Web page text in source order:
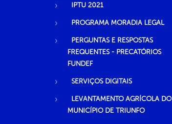
IPTU 2021
PROGRAMA MORADIA LEGAL
PERGUNTAS E RESPOSTAS
FREQUENTES - PRECATÓRIOS
FUNDEF
SERVIÇOS DIGITAIS
LEVANTAMENTO AGRÍCOLA DO
MUNICÍPIO DE TRIUNFO